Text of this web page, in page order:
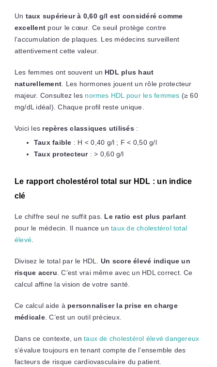
Un taux supérieur à 0,60 g/l est considéré comme
excellent pour le cœur. Ce seuil protège contre
l’accumulation de plaques. Les médecins surveillent
attentivement cette valeur.
Les femmes ont souvent un HDL plus haut
naturellement . Les hormones jouent un rôle protecteur
majeur. Consultez les normes HDL pour les femmes (≥ 60
mg/dL idéal). Chaque profil reste unique.
Voici les repères classiques utilisés :
Taux faible : H < 0,40 g/l ; F < 0,50 g/l
Taux protecteur: > 0,60 g/l
Le rapport cholestérol total sur HDL : un indice
clé
Le chiffre seul ne suffit pas. Le ratio est plus parlant
pour le médecin. Il nuance untaux de cholestérol total
élevé
Divisez le total par le HDL. Un score élevé indique un
risque accru . C’est vrai même avec un HDL correct. Ce
calcul affine la vision de votre santé.
Ce calcul aide à personnaliser la prise en charge
médicale. C’est un outil précieux.
Dans ce contexte, untaux de cholestérol élevé dangereux
s’évalue toujours en tenant compte de l’ensemble des
facteurs de risque cardiovasculaire du patient.